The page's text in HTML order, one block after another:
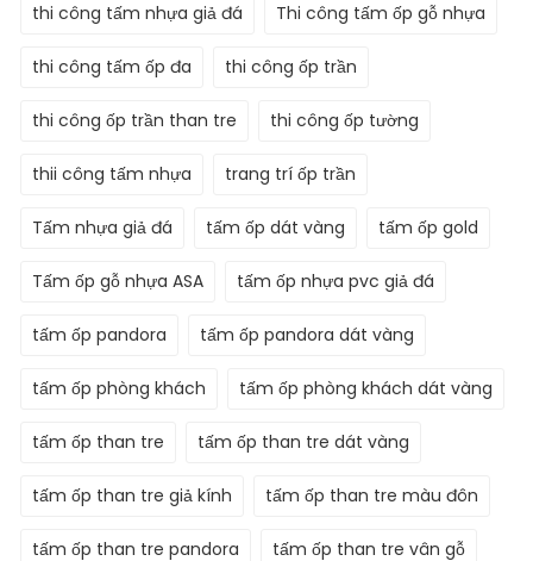
thi công tấm nhựa giả đá Thi công tấm ốp gỗ nhựa
thi công tấm ốp đa thi công ốp trần
thi công ốp trần than tre thi công ốp tường
thii công tấm nhựa trang trí ốp trần
Tấm nhựa giả đá tấm ốp dát vàng tấm ốp gold
Tấm ốp gỗ nhựa ASA tấm ốp nhựa pvc giả đá
tấm ốp pandora tấm ốp pandora dát vàng
tấm ốp phòng khách tấm ốp phòng khách dát vàng
tấm ốp than tre tấm ốp than tre dát vàng
tấm ốp than tre giả kính tấm ốp than tre màu đôn
tấm ốp than tre pandora tấm ốp than tre vân gỗ